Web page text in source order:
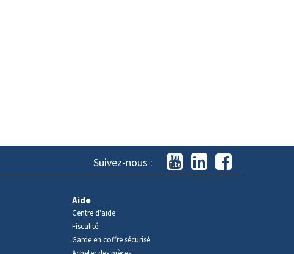
Suivez-nous :
Aide
Centre d'aide
Fiscalité
Garde en coffre sécurisé